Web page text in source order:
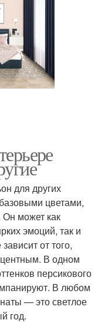
для других
цветами,
Он может как
эмоций, так и
от того,
В одном
персикового
В любом
— это светлое
год.